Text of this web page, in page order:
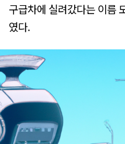
구급차에 실려갔다는 이름
였다.